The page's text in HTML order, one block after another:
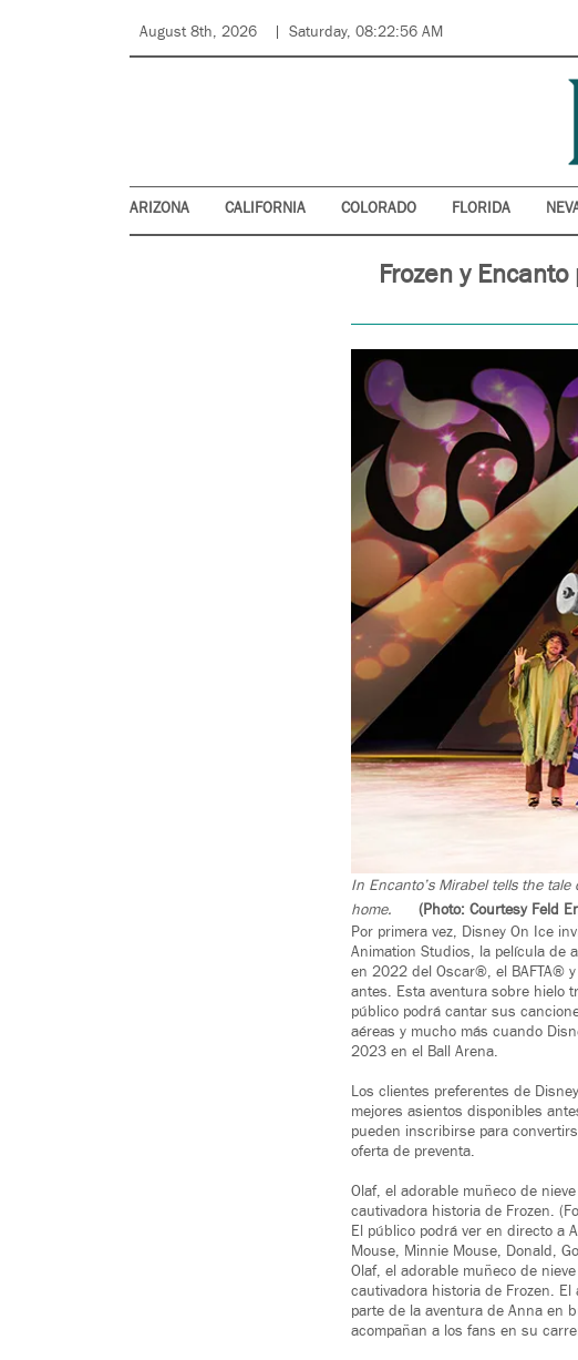
August 8th, 2026 Saturday, 08:22:56 AM
ARIZONA CALIFORNIA COLORADO FLORIDA
Frozen y
In Encanto’s Mirabel tells the
home.
(Photo: Courtesy Feld
Por primera vez, Disney On Ice
Animation Studios, la película de
en 2022 del Oscar®, el BAFTA®
antes. Esta aventura sobre hielo
público podrá cantar sus
aéreas y mucho más cuando
2023 en el Ball Arena.
Los clientes preferentes de
mejores asientos disponibles
pueden inscribirse para
oferta de preventa.
Olaf, el adorable muñeco de
cautivadora historia de Frozen.
El público podrá ver en directo a
Mouse, Minnie Mouse, Donald,
Olaf, el adorable muñeco de
cautivadora historia de Frozen.
parte de la aventura de Anna en
acompañan a los fans en su